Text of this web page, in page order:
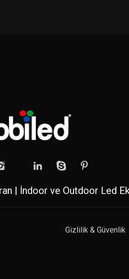
| İndoor ve Outdoor Led
Gizlilik & Güvenlik